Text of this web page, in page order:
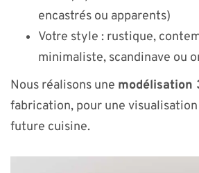
encastrés ou apparents)
Votre style : rustique,
minimaliste, scandinave ou
Nous réalisons une modélisation
fabrication, pour une
future cuisine.